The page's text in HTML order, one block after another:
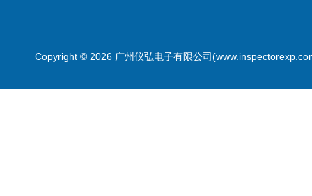
Copyright © 2026 广州仪弘电子有限公司